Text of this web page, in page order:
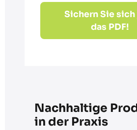
Sichern Sie
das PDF!
Nachhaltige
in der Praxis